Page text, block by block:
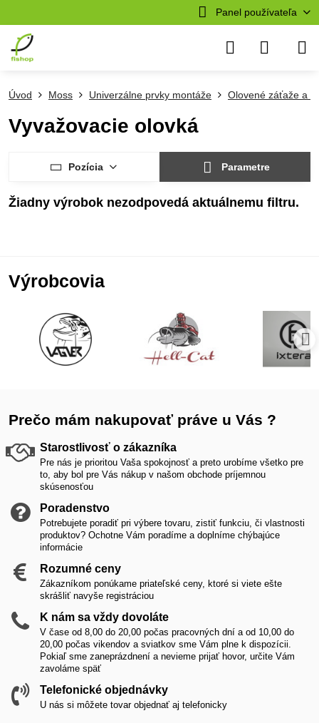
Panel používateľa
Úvod Moss Univerzálne prvky montáže Olovené záťaže a
Vyvažovacie olovká
Pozícia Parametre
Výrobcovia
Prečo mám nakupovať práve u Vás ?
Starostlivosť o zákazníka
Pre nás je prioritou Vaša spokojnosť a preto urobíme všetko pre
to, aby bol pre Vás nákup v našom obchode príjemnou
skúsenosťou
Poradenstvo
Potrebujete poradiť pri výbere tovaru, zistiť funkciu, či vlastnosti
produktov? Ochotne Vám poradíme a doplníme chýbajúce
informácie
Rozumné ceny
Zákazníkom ponúkame priateľské ceny, ktoré si viete ešte
skrášliť navyše registráciou
K nám sa vždy dovoláte
V čase od 8,00 do 20,00 počas pracovných dní a od 10,00 do
20,00 počas vikendov a sviatkov sme Vám plne k dispozícii.
Pokiaľ sme zaneprázdnení a nevieme prijať hovor, určite Vám
zavoláme späť
Telefonické objednávky
U nás si môžete tovar objednať aj telefonicky